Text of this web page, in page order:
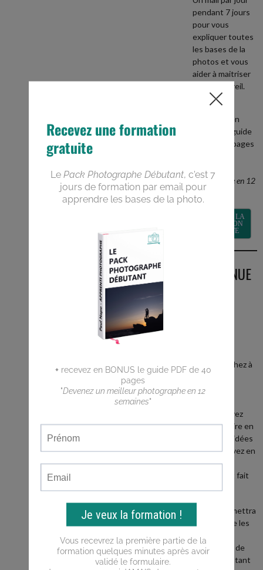
pendant 7 jours
pour vous
expliquer toutes
les bases de la
photos et vous
aider à maitriser
votre appareil.
recevez en
BONUS le guide
PDF de 40 pages
photographe en 12
semaines
RECEVOIR LA
FORMATION
GRATUITE
BIENVENUE
Vous cherchez à
faire de
meilleures
Vous n'arrivez
pas a traduire en
photos les idées
que vous avez en
tête ?
Ce blog est fait
Il vous permettra
d'apprendre les
bases de la
photo, puis de
progresser tant